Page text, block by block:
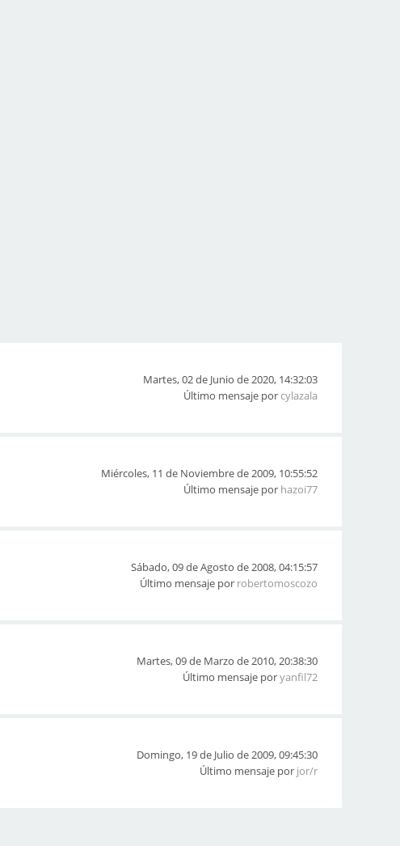
Martes, 02 de Junio de 2020, 14:32:03
Último mensaje porcylazala
Miércoles, 11 de Noviembre de 2009, 10:55:52
Último mensaje por hazoi77
Sábado, 09 de Agosto de 2008, 04:15:57
Último mensaje por robertomoscozo
Martes, 09 de Marzo de 2010, 20:38:30
Último mensaje poryanfil72
Domingo, 19 de Julio de 2009, 09:45:30
Último mensaje por jor/r